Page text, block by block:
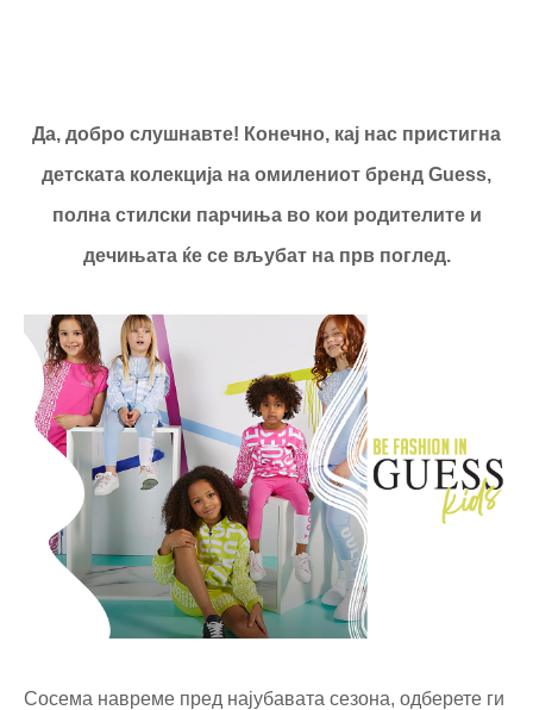
Да, добро слушнавте! Конечно, кај нас пристигна
детската колекција на омилениот бренд Guess,
полна стилски парчиња во кои родителите и
дечињата ќе се вљубат на прв поглед.
Сосема навреме пред најубавата сезона, одберете ги